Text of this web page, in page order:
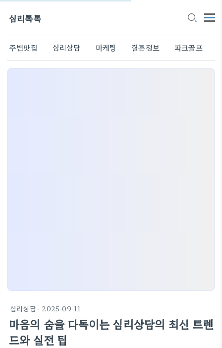
심리톡톡
주변맛집 심리상담 마케팅 결혼정보 파크골프
심리상담· 2025-09-11
마음의 숨을 다독이는 심리상담의 최신 트렌
드와 실전 팁